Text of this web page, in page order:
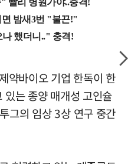
약바이오 기업 한독이 한
있는 종양 매개성 고인슐
그의 임상 3상 연구 중간